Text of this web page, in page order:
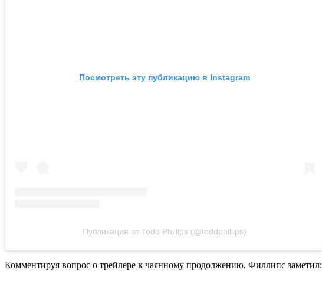
Посмотреть эту публикацию в Instagram
Публикация от Todd Phillips (@toddphillips)
Комментируя вопрос о трейлере к чаянному продолжению, Филлипс заметил: